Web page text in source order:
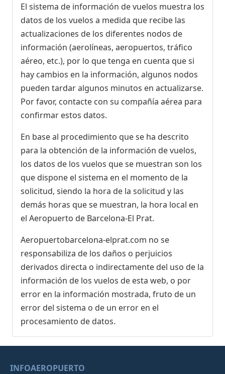
El sistema de información de vuelos muestra los
datos de los vuelos a medida que recibe las
actualizaciones de los diferentes nodos de
información (aerolíneas, aeropuertos, tráfico
aéreo, etc.), por lo que tenga en cuenta que si
hay cambios en la información, algunos nodos
pueden tardar algunos minutos en actualizarse.
Por favor, contacte con su compañía aérea para
confirmar estos datos.
En base al procedimiento que se ha descrito
para la obtención de la información de vuelos,
los datos de los vuelos que se muestran son los
que dispone el sistema en el momento de la
solicitud, siendo la hora de la solicitud y las
demás horas que se muestran, la hora local en
el Aeropuerto de Barcelona-El Prat.
Aeropuertobarcelona-elprat.com no se
responsabiliza de los daños o perjuicios
derivados directa o indirectamente del uso de la
información de los vuelos de esta web, o por
error en la información mostrada, fruto de un
error del sistema o de un error en el
procesamiento de datos.
INFOAEROPUERTO